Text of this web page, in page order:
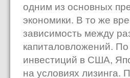
одним из основных
экономики. В то же
зависимость между
капиталовложений.
инвестиций в США,
на условиях лизинга.